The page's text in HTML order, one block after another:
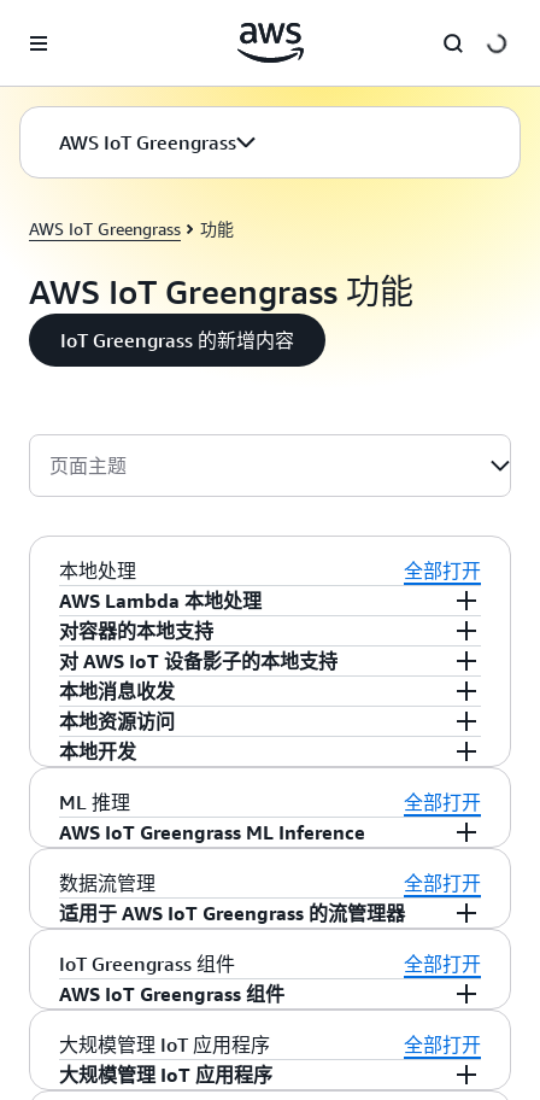
AWS IoT Greengrass
AWS IoT Greengrass 功能
AWS IoT Greengrass 功能
IoT Greengrass 的新增内容
页面主题
本地处理
全部打开
AWS Lambda 本地处理
AWS IoT Greengrass 支持
。 借助
AWS IoT Greengrass，您可以在设备上运行 AWS
Lambda 函数来快速响应本地事件、与本地资源交
互和处理数据，以尽可能降低将数据传输到云的
成本。
对容器的本地支持
您可以在 AWS IoT Greengrass 设备上部署、运行
和管理 Docker 容器。Docker 映像可存储在
Docker 容器注册表中，如 Amazon Elastic
Container Registry (Amazon ECR)、Docker Hub
或私有 Docker Trusted Registries (DTR)。
对 AWS IoT 设备影子的本地支持
AWS IoT Greengrass 还包含 AWS IoT 设备影子的
各项功能。设备影子可以缓存设备的状态，就像
每个设备的虚拟版或“影子”一样，可以跟踪设备的
云同步。
本地消息收发
AWS IoT Greengrass 支持 AWS IoT Greengrass
Core 与使用本地网络上 AWS IoT 设备软件开发工
AWS 的情况下也能便捷地通信。借助 AWS IoT
Greengrass，您的设备可以根据您定义的业务规
本地资源访问
在 AWS IoT Greengrass Core 上部署的 AWS
您可以使用串行端口、周边设备（例如附加的安
全设备、传感器和执行器）、板载 GPU 或本地文
本地开发
生产设备之前，在测试设备上快速开发和调试代
码。您可以使用 AWS IoT Greengrass 命令行界面
（CLI）在设备上本地开发和调试应用程序，并使
用本地调试控制台帮助您直观地调试应用程序。
ML 推理
全部打开
AWS IoT Greengrass ML Inference
Greengrass 的一项功能，它可以使用在云中构建
和训练的模型轻松地在 AWS IoT Greengrass 设备
上本地执行机器学习推理。这意味着使用机器学
习推理的应用程序不会产生数据传输费用，也不
会提高延迟。要了解有关 ML 推理功能的更多信
息，请单击此处 。
数据流管理
全部打开
适用于 AWS IoT Greengrass 的流管理器
集、处理和导出数据流，以及在设备上管理这些
数据的生命周期，从而尽可能地缩短开发时间。
AWS IoT Greengrass 提供了一种标准机制来处理
数据流、管理本地数据保留策略以及将设备数据
传输到 AWS 云服务，例如 Amazon Simple
IoT Greengrass 组件
全部打开
AWS IoT Greengrass 组件
AWS IoT Greengrass 为常见使用案例提供了预构
建组件，因此您可以在边缘发现并导入、配置和
大规模管理 IoT 应用程序
全部打开
大规模管理 IoT 应用程序